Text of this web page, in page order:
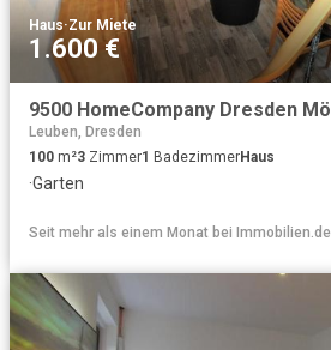
Haus·Zur Miete
1.600 €
Leuben, Dresden
100 m²3 Zimmer1 BadezimmerHaus
·Garten
Seit mehr als einem Monat bei Immobilien.de